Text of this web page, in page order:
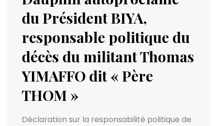
du Président BIYA,
responsable politique du
décès du militant Thomas
YIMAFFO dit « Père
THOM »
Déclaration sur la responsabilité politique de